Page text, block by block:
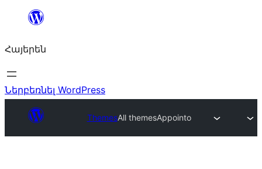
Անցնել
Հայերեն
Ներբեռնել WordPress
ThemesAll themesAppointo